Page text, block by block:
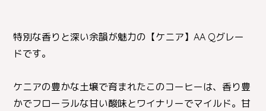
特別な香りと深い余韻が魅力の【ケニア】AA Qグレー
ドです。
ケニアの豊かな土壌で育まれたこのコーヒーは、香り豊
かでフローラルな甘い酸味とワイナリーでマイルド。甘